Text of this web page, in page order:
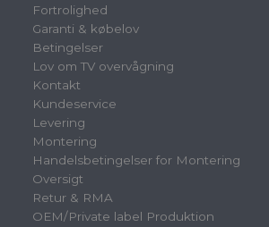
Fortrolighed
Garanti & købelov
Betingelser
Lov om TV overvågning
Kontakt
Kundeservice
Levering
Montering
Handelsbetingelser for Montering
Oversigt
Retur & RMA
OEM/Private label Produktion